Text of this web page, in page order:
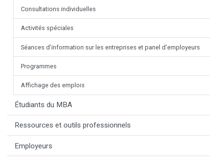
Consultations individuelles
Activités spéciales
Séances d’information sur les entreprises et panel d’employeurs
Programmes
Affichage des emplois
Étudiants du MBA
Ressources et outils professionnels
Employeurs